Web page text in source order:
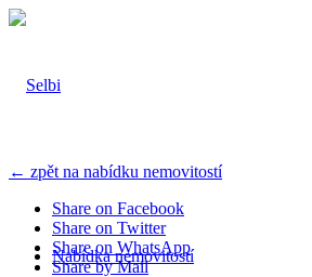
Nabídka nemovitostí
← zpět na nabídku nemovitostí
Share on Facebook
Share on Twitter
Share on WhatsApp
Share by Mail